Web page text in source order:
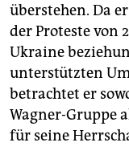
überstehen. Da
der Proteste von
Ukraine
unterstützten
betrachtet er
Wagner-Gruppe
für seine